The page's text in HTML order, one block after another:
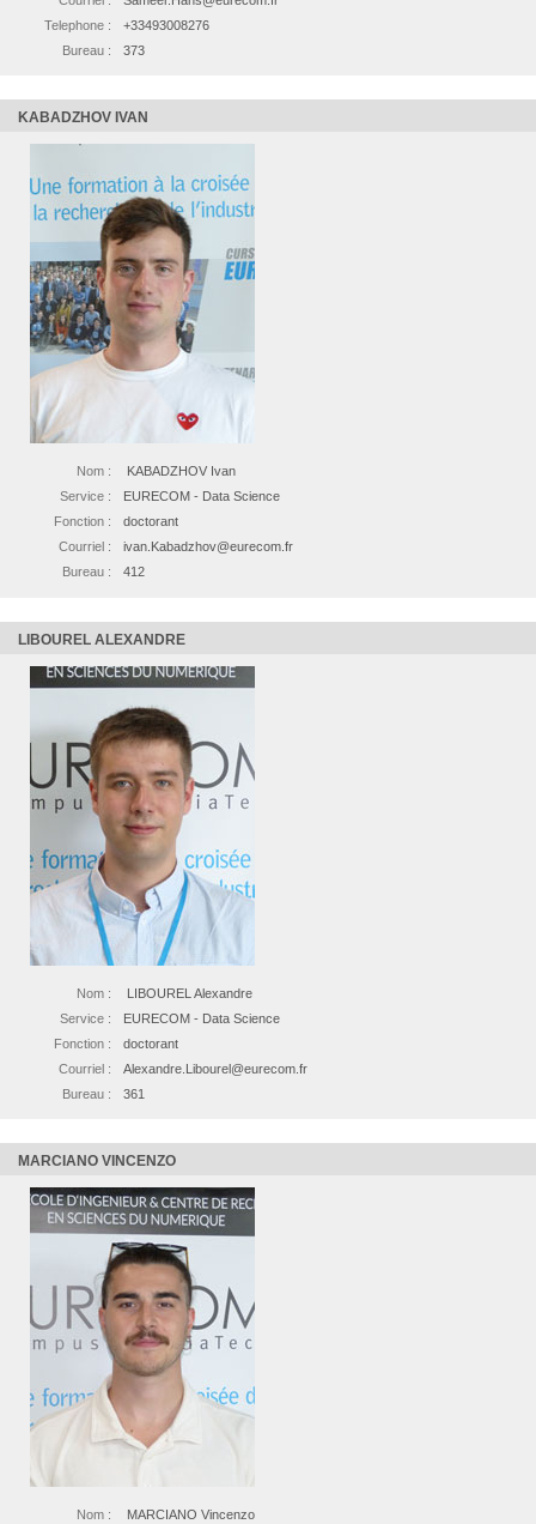
Telephone :
+33493008276
Bureau :
373
KABADZHOV IVAN
Nom :
KABADZHOV Ivan
Service :
EURECOM - Data Science
Fonction :
doctorant
Courriel :
ivan.Kabadzhov@eurecom.fr
Bureau :
412
LIBOUREL ALEXANDRE
Nom :
LIBOUREL Alexandre
Service :
EURECOM - Data Science
Fonction :
doctorant
Courriel :
Alexandre.Libourel@eurecom.fr
Bureau :
361
MARCIANO VINCENZO
Nom :
MARCIANO Vincenzo